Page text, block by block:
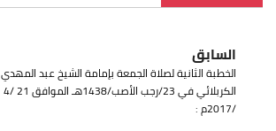
السابق
الخطبة الثانية لصلاة الجمعة بإمامة الشيخ عبد المهدي
الكربلائي في 23/رجب الأصب/1438هـ الموافق 21 /4
/2017م :